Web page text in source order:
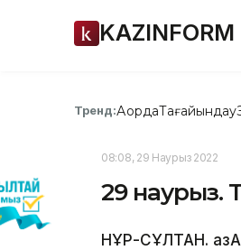
KAZINFORM
Тренд:АқордаТағайындау
08:08, 29 Наурыз 2022
29 наурыз.
НҰР-СҰЛТАН.